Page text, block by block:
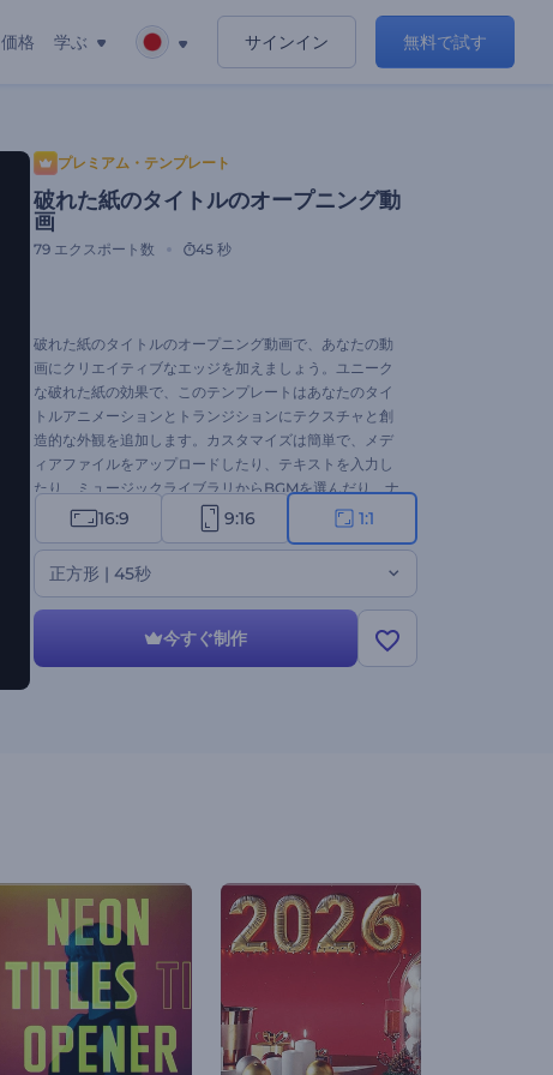
価格 学ぶ サインイン 無料で試す
プレミアム・テンプレート
破れた紙のタイトルのオープニング動
画
79 エクスポート数 45 秒
破れた紙のタイトルのオープニング動画で、あなたの動
画にクリエイティブなエッジを加えましょう。ユニーク
な破れた紙の効果で、このテンプレートはあなたのタイ
トルアニメーションとトランジションにテクスチャと創
造的な外観を追加します。カスタマイズは簡単で、メデ
ィアファイルをアップロードしたり、テキストを入力し
たり、ミュージックライブラリからBGMを選んだり、ナ
レーションを挿入したりできます。クリエイティブなプ
ロジェクト、イベントのオープニング、プロモーション
ビデオ、ソーシャルメディアへの投稿などに最適です。
今すぐ破れた紙のタイトルのオープニング動画を使って
インパクトのあるイントロを作成しましょう！
16:9 9:16 1:1
正方形 | 45秒
今すぐ制作